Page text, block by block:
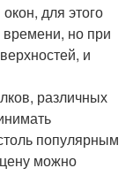
для этого
времени, но при
и
различных
популярным
можно